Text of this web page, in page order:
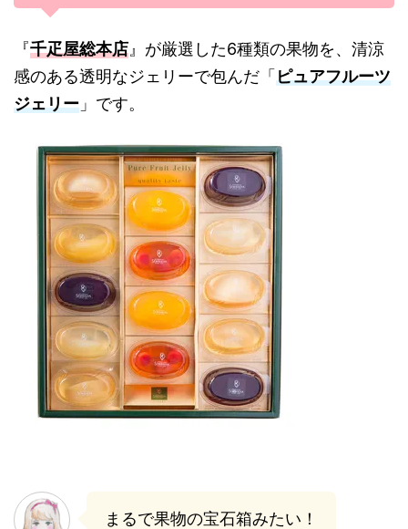
『千疋屋総本店 』が厳選した6種類の果物を、清涼
感のある透明なジェリーで包んだ「 ピュアフルーツ
ジェリー 」です。
まるで果物の宝石箱みたい！